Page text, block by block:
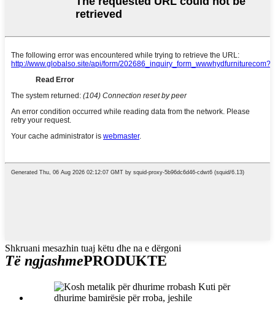
Shkruani mesazhin tuaj këtu dhe na e dërgoni
Të ngjashmePRODUKTE